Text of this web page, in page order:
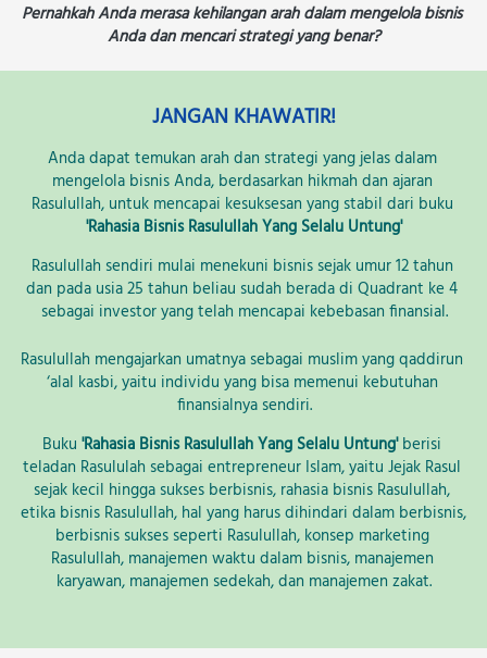
Pernahkah Anda merasa kehilangan arah dalam mengelola bisnis
Anda dan mencari strategi yang benar?
JANGAN KHAWATIR!
Anda dapat temukan arah dan strategi yang jelas dalam
mengelola bisnis Anda, berdasarkan hikmah dan ajaran
'Rahasia Bisnis Rasulullah Yang Selalu Untung'
Rasulullah sendiri mulai menekuni bisnis sejak umur 12 tahun
dan pada usia 25 tahun beliau sudah berada di Quadrant ke 4
sebagai investor yang telah mencapai kebebasan finansial.
Rasulullah mengajarkan umatnya sebagai muslim yang qaddirun
‘alal kasbi, yaitu individu yang bisa memenui kebutuhan
finansialnya sendiri.
Buku 'Rahasia Bisnis Rasulullah Yang Selalu Untung' berisi
teladan Rasululah sebagai entrepreneur Islam, yaitu Jejak Rasul
sejak kecil hingga sukses berbisnis, rahasia bisnis Rasulullah,
etika bisnis Rasulullah, hal yang harus dihindari dalam berbisnis,
berbisnis sukses seperti Rasulullah, konsep marketing
Rasulullah, manajemen waktu dalam bisnis, manajemen
karyawan, manajemen sedekah, dan manajemen zakat.